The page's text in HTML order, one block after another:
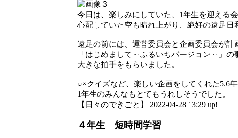
今日は、楽しみにしていた、1年生を迎える
心配していた空も晴れ上がり、絶好の遠足日
遠足の前には、運営委員会と企画委員会が計
「はじめまして～ふるいちバージョン～」
大きな拍手をもらいました。
○×クイズなど、楽しい企画をしてくれた5.6年
1年生のみんなもとてもうれしそうでした。
【日々のできごと】 2022-04-28 13:29 up!
４年生 短時間学習